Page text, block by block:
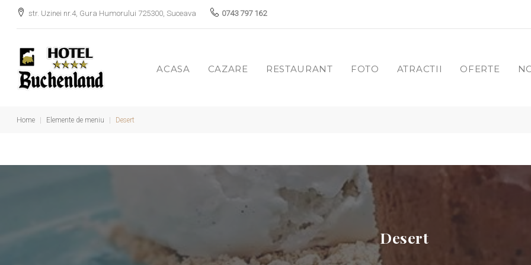
Skip
str. Uzinei nr.4, Gura Humorului 725300, Suceava 0743 797 162
ACASA CAZARE RESTAURANT FOTO ATRACTII OFERTE
Home Elemente de meniu Desert
Desert